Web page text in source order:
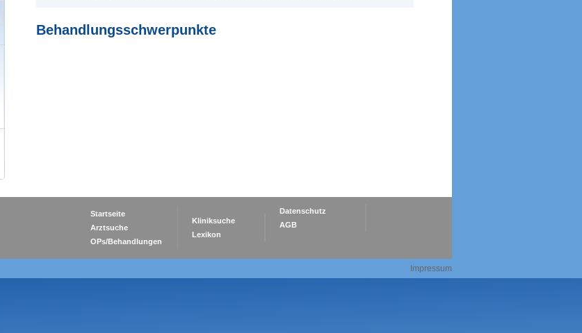
Behandlungsschwerpunkte
Startseite
Arztsuche
OPs/Behandlungen
Kliniksuche
Lexikon
Datenschutz
AGB
Impressum